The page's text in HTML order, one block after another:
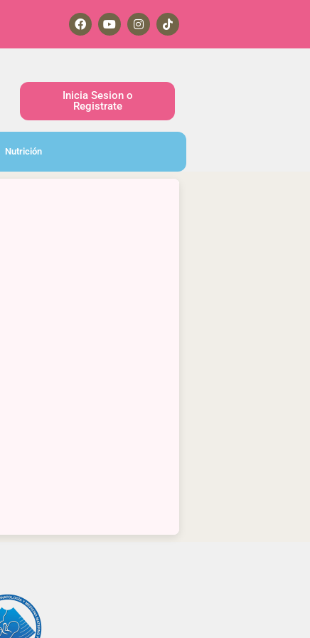
Inicia Sesion o
Registrate
Nutrición